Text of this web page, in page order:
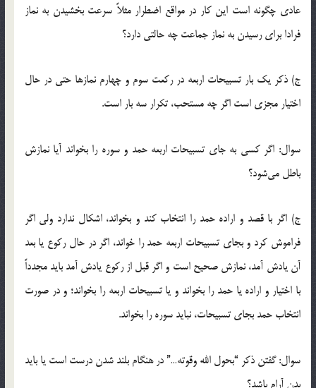
عادى چگونه است این كار در مواقع اضطرار مثلاً سرعت بخشیدن به نماز
فرادا براى رسیدن به نماز جماعت چه حالتى دارد؟
ج) ذکر یک بار تسبیحات اربعه در رکعت سوم و چهارم نمازها حتى در حال
اختیار مجزى است اگر چه مستحب، تکرار سه بار است.
سوال: اگر كسى به جاى تسبیحات اربعه حمد و سوره را بخواند آیا نمازش
باطل مى‌شود؟
ج) اگر با قصد و اراده حمد را انتخاب كند و بخواند، اشكال ندارد ولى اگر
فراموش كرد و بجاى تسبیحات اربعه حمد را خواند، اگر در حال ركوع یا بعد
آن یادش آمد، نمازش صحیح است و اگر قبل از ركوع یادش آمد باید مجدداً
با اختیار و اراده یا حمد را بخواند و یا تسبیحات اربعه را بخواند؛ و در صورت
انتخاب حمد بجاى تسبیحات، نباید سوره را بخواند.
سوال: گفتن ذکر “بحول الله وقوته…” در هنگام بلند شدن درست است یا باید
بدن آرام باشد؟